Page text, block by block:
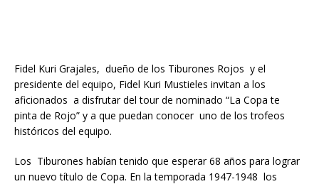
Fidel Kuri Grajales, dueño de los Tiburones Rojos y el
presidente del equipo, Fidel Kuri Mustieles invitan a los
aficionados a disfrutar del tour de nominado “La Copa te
pinta de Rojo” y a que puedan conocer uno de los trofeos
históricos del equipo.
Los Tiburones habían tenido que esperar 68 años para lograr
un nuevo título de Copa. En la temporada 1947-1948 los